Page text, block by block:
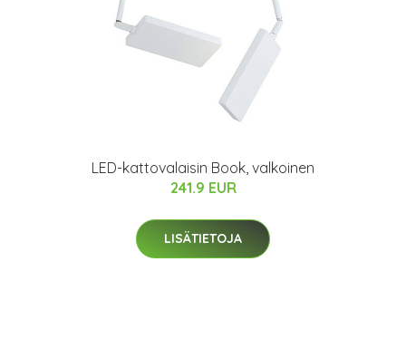
LED-kattovalaisin Book, valkoinen
241.9 EUR
LISÄTIETOJA